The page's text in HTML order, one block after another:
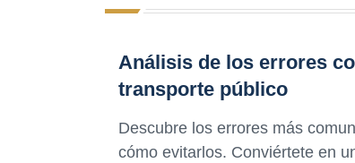
Análisis de los errores
transporte público
Descubre los errores más
cómo evitarlos. Conviértete en